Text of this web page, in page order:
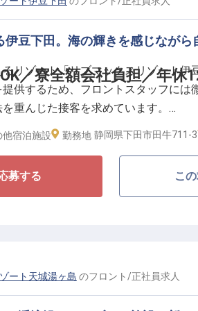
。揺るぎない基盤を武器に、働くス
は、会社が寮費を全額負担（光熱費
水準を誇り、私生活を大切にしなが
テル経営の一端まで多岐にわたる経
しませんか。
／寮全額会社負担／年休
豆下田。海の輝きを感じながら
リゾート「リブマックスリゾート伊
供するため、フロントスタッフには
重んじた接客を求めています。
はなく、お客様の表情や所作からニー
あふれる舞台で、おもてなしのプロと
2回で将来も安心
他宿泊施設 勤務地 静岡県下田市田牛711-3
募する こ
ート天城湯ヶ島 のフロント /正社員求人